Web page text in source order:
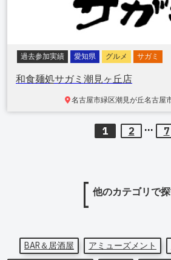
過去参加実績 愛知県 グルメ サガミ
和食麺処サガミ潮見ヶ丘店
名古屋市緑区潮見が丘名古屋
1 2 ... 7
他のカテゴリで
BAR＆居酒屋 アミューズメント